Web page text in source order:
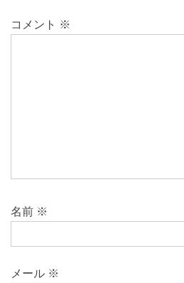
コメント ※
名前 ※
メール ※